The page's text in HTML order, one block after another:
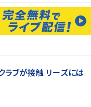
ラブが接触 リーズには